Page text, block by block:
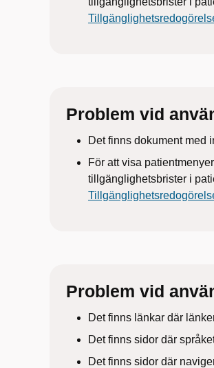
Problem vid
Det finns dokument med
För att visa
tillgänglighetsbrister i
Problem vid
Det finns länkar där
Det finns sidor där
Det finns sidor där